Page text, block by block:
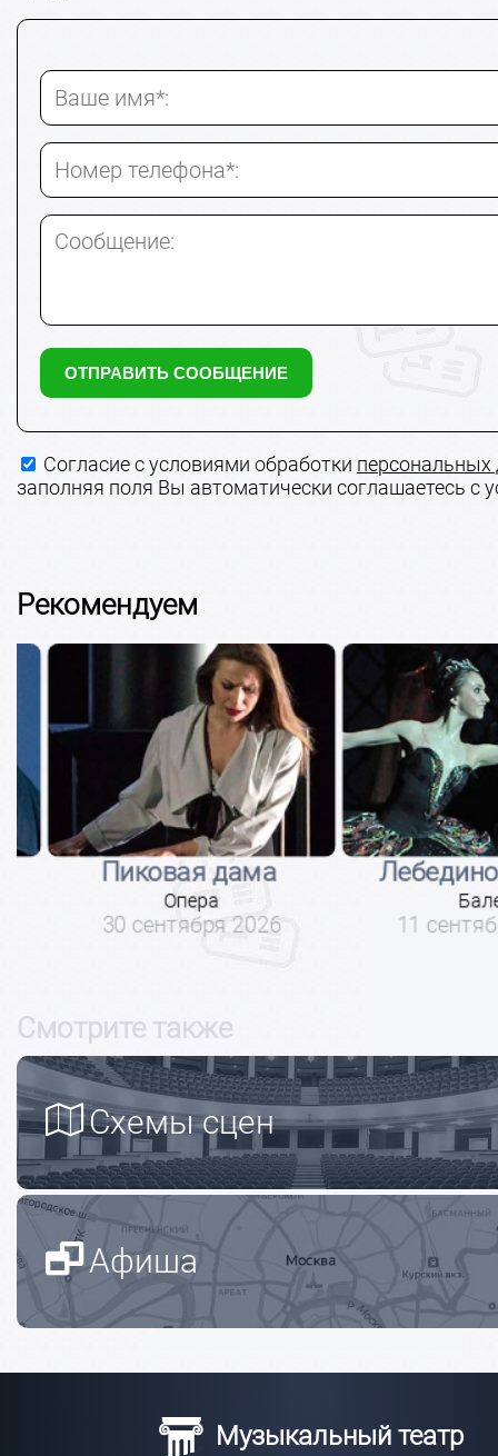
Ваше имя*:
Номер телефона*:
Сообщение:
Согласие с условиями обработки
заполняя поля Вы автоматически соглашаетесь с
Рекомендуем
Пиковая дама
Опера
30 сентября 2026
Лебединое
Балет
11
Смотрите также
Схемы сцен
Афиша
Музыкальный театр